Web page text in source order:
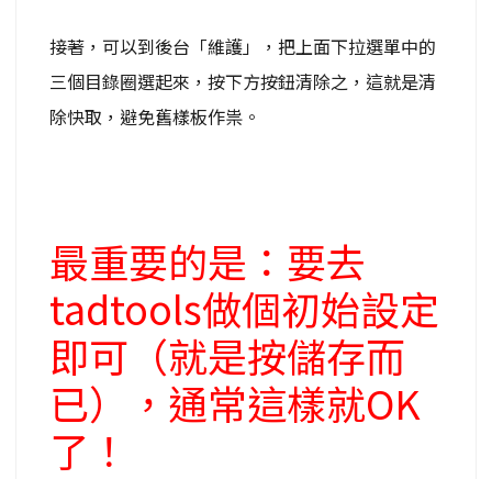
接著，可以到後台「維護」，把上面下拉選單中的
三個目錄圈選起來，按下方按鈕清除之，這就是清
除快取，避免舊樣板作祟。
最重要的是：要去
tadtools做個初始設定
即可（就是按儲存而
已），通常這樣就OK
了！